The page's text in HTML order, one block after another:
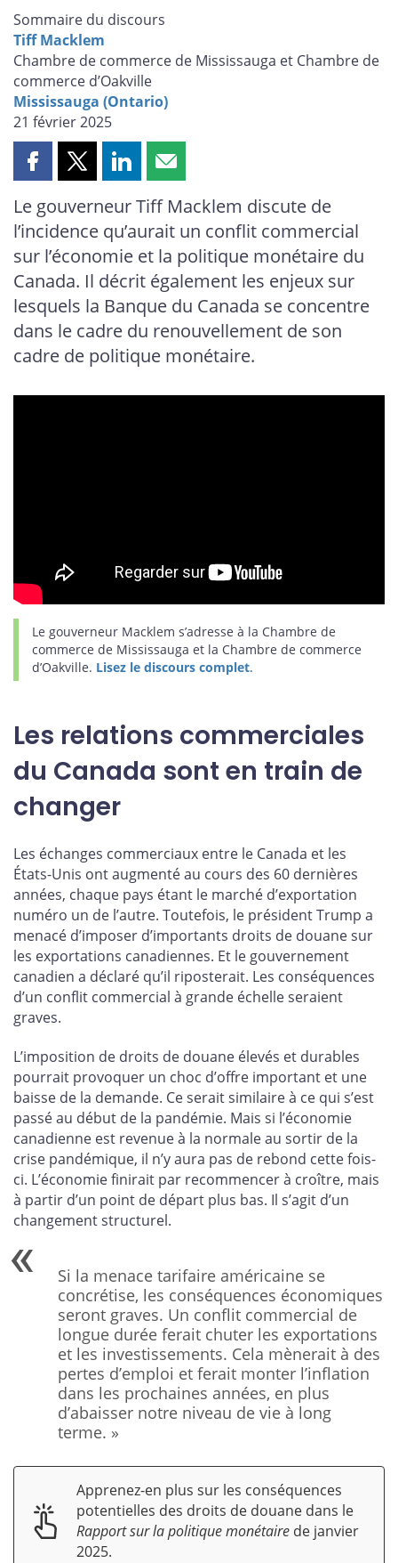
Sommaire du discours
Tiff Macklem
Chambre de commerce de Mississauga et Chambre de
commerce d’Oakville
Mississauga (Ontario)
21 février 2025
Partager
page
sur
Facebook
Partager
page
sur
X
Partager
page
sur
LinkedIn
Partager
page
par
courriel
Le gouverneur Tiff Macklem discute de
l’incidence qu’aurait un conflit commercial
sur l’économie et la politique monétaire du
Canada. Il décrit également les enjeux sur
lesquels la Banque du Canada se concentre
dans le cadre du renouvellement de son
cadre de politique monétaire.
Le gouverneur Macklem s’adresse à la Chambre de
commerce de Mississauga et la Chambre de commerce
d’Oakville. Lisez le discours complet.
Les relations commerciales
du Canada sont en train de
changer
Les échanges commerciaux entre le Canada et les
États-Unis ont augmenté au cours des 60 dernières
années, chaque pays étant le marché d’exportation
numéro un de l’autre. Toutefois, le président Trump a
menacé d’imposer d’importants droits de douane sur
les exportations canadiennes. Et le gouvernement
canadien a déclaré qu’il riposterait. Les conséquences
d’un conflit commercial à grande échelle seraient
graves.
L’imposition de droits de douane élevés et durables
pourrait provoquer un choc d’offre important et une
baisse de la demande. Ce serait similaire à ce qui s’est
passé au début de la pandémie. Mais si l’économie
canadienne est revenue à la normale au sortir de la
crise pandémique, il n’y aura pas de rebond cette fois-
ci. L’économie finirait par recommencer à croître, mais
à partir d’un point de départ plus bas. Il s’agit d’un
changement structurel.
Si la menace tarifaire américaine se
concrétise, les conséquences économiques
seront graves. Un conflit commercial de
longue durée ferait chuter les exportations
et les investissements. Cela mènerait à des
pertes d’emploi et ferait monter l’inflation
dans les prochaines années, en plus
d’abaisser notre niveau de vie à long
terme. »
Apprenez-en plus sur les conséquences
potentielles des droits de douane dans le
Rapport sur la politique monétaire de janvier
2025.